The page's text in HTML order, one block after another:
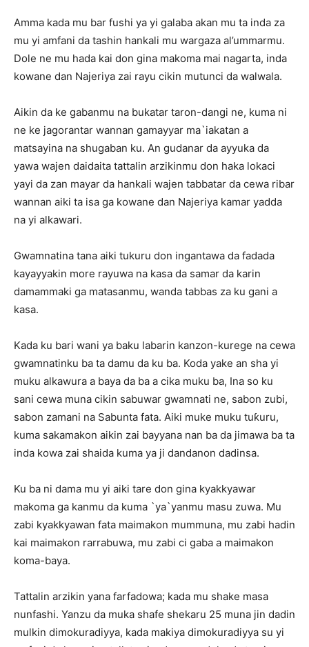
Amma kada mu bar fushi ya yi galaba akan mu ta inda za
mu yi amfani da tashin hankali mu wargaza al’ummarmu.
Dole ne mu hada kai don gina makoma mai nagarta, inda
kowane dan Najeriya zai rayu cikin mutunci da walwala.
Aikin da ke gabanmu na bukatar taron-dangi ne, kuma ni
ne ke jagorantar wannan gamayyar ma`iakatan a
matsayina na shugaban ku. An gudanar da ayyuka da
yawa wajen daidaita tattalin arzikinmu don haka lokaci
yayi da zan mayar da hankali wajen tabbatar da cewa ribar
wannan aiki ta isa ga kowane dan Najeriya kamar yadda
na yi alkawari.
Gwamnatina tana aiki tukuru don ingantawa da fadada
kayayyakin more rayuwa na kasa da samar da karin
damammaki ga matasanmu, wanda tabbas za ku gani a
kasa.
Kada ku bari wani ya baku labarin kanzon-kurege na cewa
gwamnatinku ba ta damu da ku ba. Koda yake an sha yi
muku alkawura a baya da ba a cika muku ba, Ina so ku
sani cewa muna cikin sabuwar gwamnati ne, sabon zubi,
sabon zamani na Sabunta fata. Aiki muke muku tuƙuru,
kuma sakamakon aikin zai bayyana nan ba da jimawa ba ta
inda kowa zai shaida kuma ya ji dandanon dadinsa.
Ku ba ni dama mu yi aiki tare don gina kyakkyawar
makoma ga kanmu da kuma `ya`yanmu masu zuwa. Mu
zabi kyakkyawan fata maimakon mummuna, mu zabi hadin
kai maimakon rarrabuwa, mu zabi ci gaba a maimakon
koma-baya.
Tattalin arzikin yana farfadowa; kada mu shake masa
nunfashi. Yanzu da muka shafe shekaru 25 muna jin dadin
mulkin dimokuradiyya, kada makiya dimokuradiyya su yi